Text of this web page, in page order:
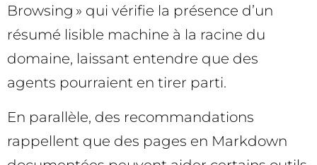
Browsing » qui vérifie la présence d’un
résumé lisible machine à la racine du
domaine, laissant entendre que des
agents pourraient en tirer parti.
En parallèle, des recommandations
rappellent que des pages en Markdown